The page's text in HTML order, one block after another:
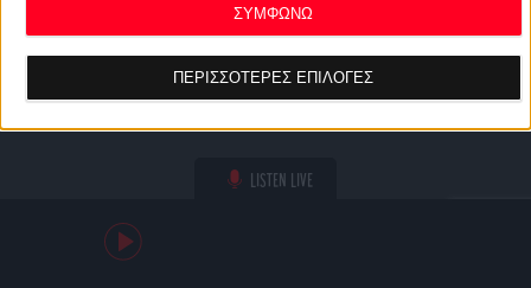
ανακαλέσετε τη συγκατάθεσή σας ανά πάσα στιγμή
επιστρέφοντας σε αυτόν τον ιστότοπο και κάνοντας κλικ στο
κουμπί "Απορρήτου" στο κάτω μέρος της ιστοσελίδας.
ΠΕΡΙΣΣΟΤΕΡΕΣ ΕΠΙΛΟΓΕΣ
ΣΥΜΦΩΝΩ
LISTEN LIVE